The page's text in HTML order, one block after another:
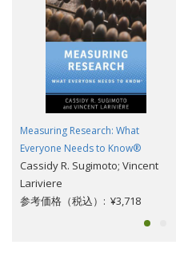
Measuring Research: What
Everyone Needs to Know®
Cassidy R. Sugimoto; Vincent
Lariviere
参考価格（税込）: ¥3,718